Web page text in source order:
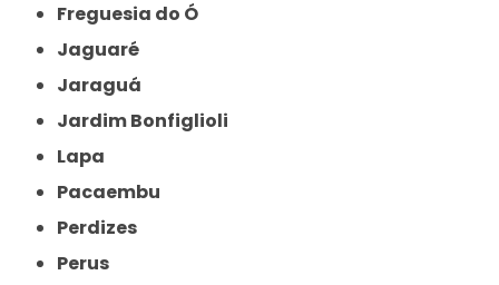
Freguesia do Ó
Jaguaré
Jaraguá
Jardim Bonfiglioli
Lapa
Pacaembu
Perdizes
Perus